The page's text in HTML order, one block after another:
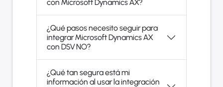
con Microsoft Dynamics AX?
¿Qué pasos necesito seguir para
integrar Microsoft Dynamics AX
con DSV NO?
¿Qué tan segura está mi
información al usar la integración